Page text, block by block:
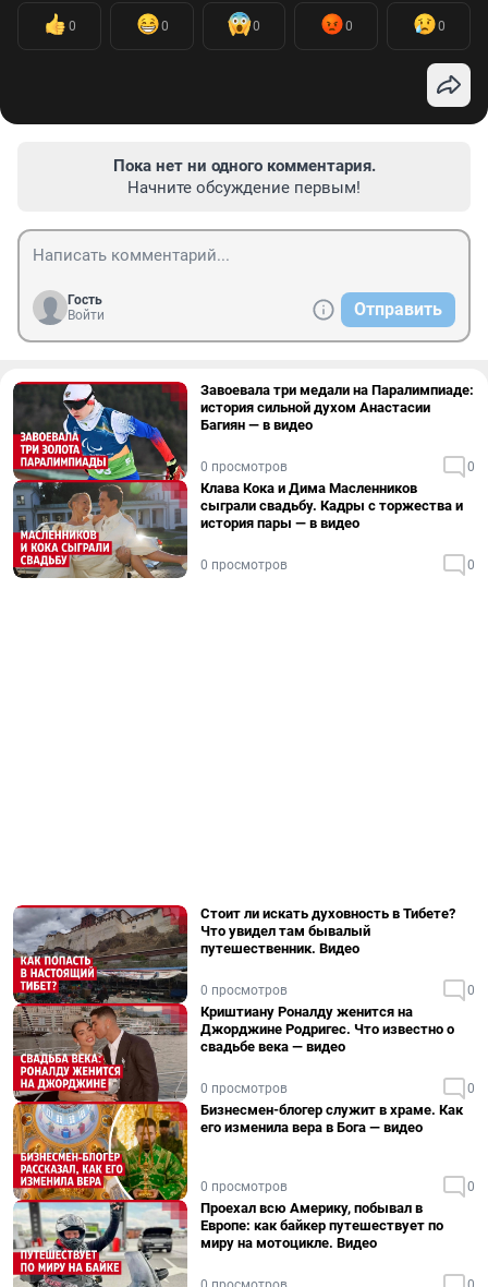
0 0 0 0 0
Пока нет ни одного комментария.
Начните обсуждение первым!
Гость
Войти
Отправить
Завоевала три медали на Паралимпиаде:
история сильной духом Анастасии
Багиян — в видео
0 просмотров 0
Клава Кока и Дима Масленников
сыграли свадьбу. Кадры с торжества и
история пары — в видео
0 просмотров 0
Стоит ли искать духовность в Тибете?
Что увидел там бывалый
путешественник. Видео
0 просмотров 0
Криштиану Роналду женится на
Джорджине Родригес. Что известно о
свадьбе века — видео
0 просмотров 0
Бизнесмен-блогер служит в храме. Как
его изменила вера в Бога — видео
0 просмотров 0
Проехал всю Америку, побывал в
Европе: как байкер путешествует по
миру на мотоцикле. Видео